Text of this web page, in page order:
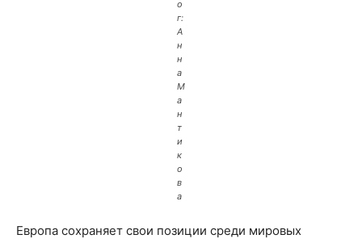
о
г:
А
н
н
а
М
а
н
т
и
к
о
в
а
Европа сохраняет свои позиции среди мировых